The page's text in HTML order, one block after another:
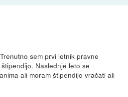
sem prvi letnik pravne
Naslednje leto se
ali moram štipendijo vračati ali